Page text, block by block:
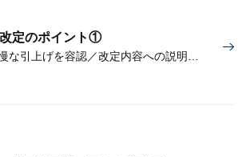
定のポイント①